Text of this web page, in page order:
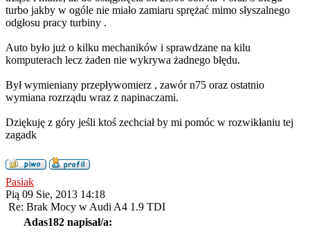
turbo jakby w ogóle nie miało zamiaru sprężać mimo słyszalnego
odgłosu pracy turbiny .
Auto było już o kilku mechaników i sprawdzane na kilu
komputerach lecz żaden nie wykrywa żadnego błędu.
Był wymieniany przepływomierz , zawór n75 oraz ostatnio
wymiana rozrządu wraz z napinaczami.
Dziękuję z góry jeśli ktoś zechciał by mi pomóc w rozwikłaniu tej
zagadk
Pasiak
Pią 09 Sie, 2013 14:18
Re: Brak Mocy w Audi A4 1.9 TDI
Adas182 napisał/a: